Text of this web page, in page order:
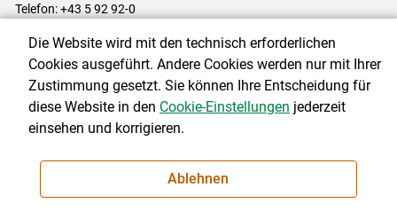
Telefon: +43 5 92 92-0
Impressum|Kontakt|Datenschutzerklärung|Barrierefreiheit|
Cookie-Einstellungen
NEWSLETTER
Die Website wird mit den technisch erforderlichen
Cookies ausgeführt. Andere Cookies werden nur mit Ihrer
Zustimmung gesetzt. Sie können Ihre Entscheidung für
diese Website in den Cookie-Einstellungen jederzeit
einsehen und korrigieren.
Ablehnen